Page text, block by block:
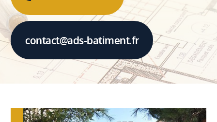
contact@ads-batiment.fr